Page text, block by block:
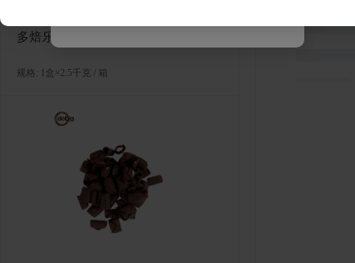
多焙乐卷形刨花状黑巧克力
规格: 1盒×2.5千克 / 箱